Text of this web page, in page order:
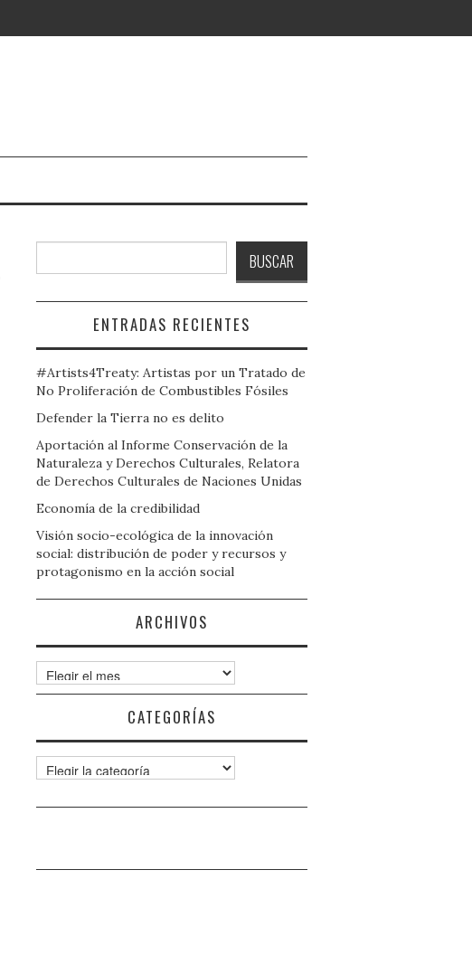
BUSCAR
ENTRADAS RECIENTES
#Artists4Treaty: Artistas por un Tratado de
No Proliferación de Combustibles Fósiles
Defender la Tierra no es delito
Aportación al Informe Conservación de la
Naturaleza y Derechos Culturales, Relatora
de Derechos Culturales de Naciones Unidas
Economía de la credibilidad
Visión socio-ecológica de la innovación
social: distribución de poder y recursos y
protagonismo en la acción social
ARCHIVOS
Archivos
CATEGORÍAS
Categorías